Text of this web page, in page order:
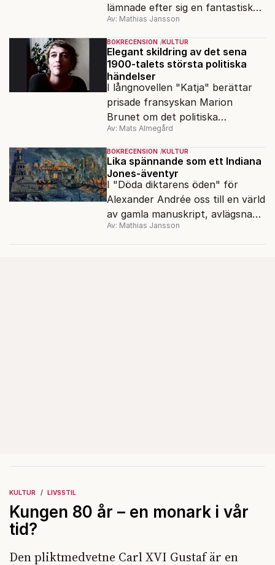
lämnade efter sig en fantastisk
bildskatt. En ny visuell biografi
visar oss hennes inre värld.
Av: Mathias Jansson
BOKRECENSION KULTUR
Elegant skildring av det sena
1900-talets största politiska
händelser
I långnovellen "Katja" berättar
prisade fransyskan Marion
Brunet om det politiska
förtrycket och frigörelsen i DDR.
Av: Mats Almegård
BOKRECENSION KULTUR
Lika spännande som ett Indiana
Jones-äventyr
I "Döda diktarens öden" för
Alexander Andrée oss till en värld
av gamla manuskript, avlägsna
kloster och förkolnade
Av: Mathias Jansson
KULTUR LIVSSTIL
Kungen 80 år – en monark i vår
tid?
Den pliktmedvetne Carl XVI Gustaf är en